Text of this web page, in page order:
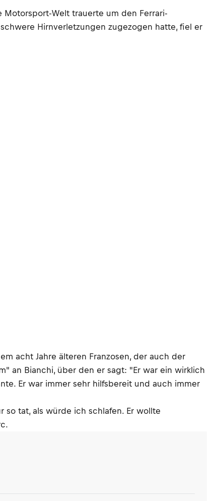
Motorsport-Welt trauerte um den Ferrari-
Hirnverletzungen zugezogen hatte, fiel er
acht Jahre älteren Franzosen, der auch der
an Bianchi, über den er sagt: "Er war ein wirklich
Er war immer sehr hilfsbereit und auch immer
so tat, als würde ich schlafen. Er wollte